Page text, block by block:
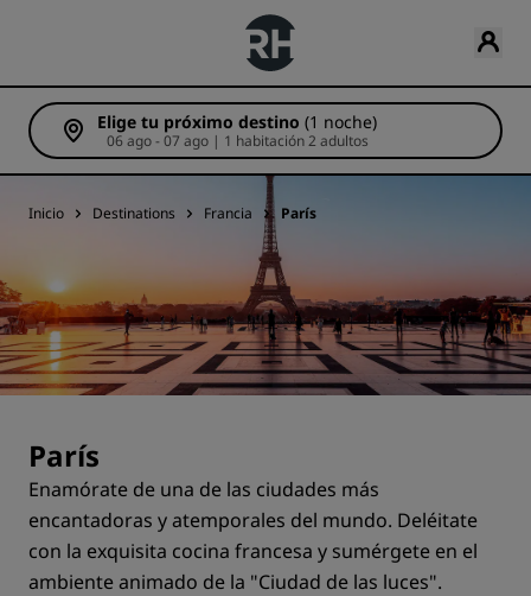
Elige tu próximo destino (1 noche)
06 ago - 07 ago | 1 habitación 2 adultos
Inicio Destinations Francia París
París
Enamórate de una de las ciudades más
encantadoras y atemporales del mundo. Deléitate
con la exquisita cocina francesa y sumérgete en el
ambiente animado de la "Ciudad de las luces".